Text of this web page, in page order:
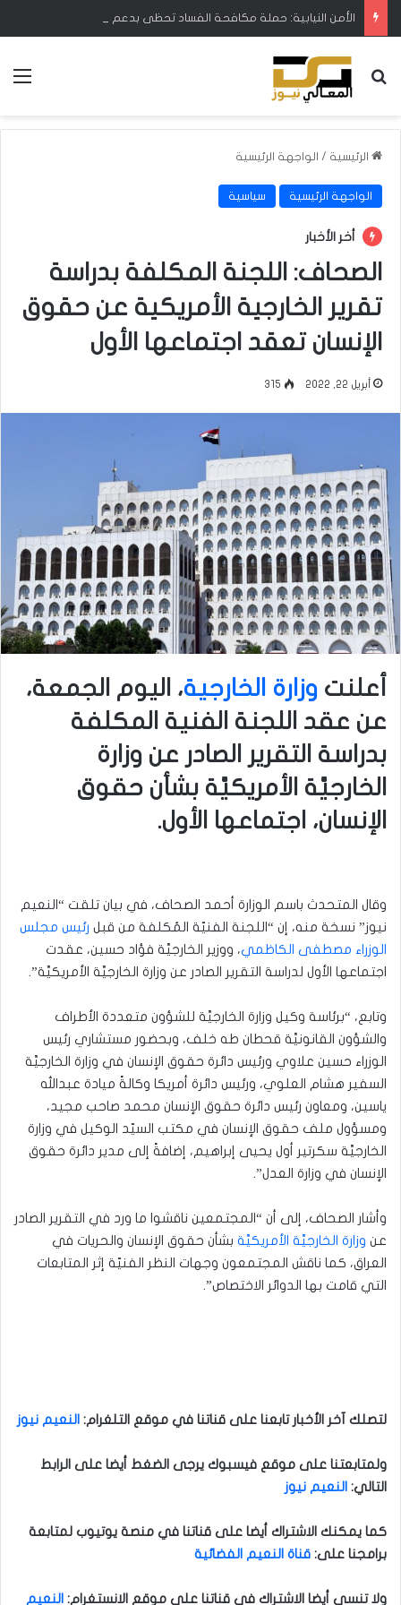
بحث عن
الرئيسية / الواجهة الرئيسية
الواجهة الرئيسية سياسية
أخر الأخبار
الصحاف: اللجنة المكلفة بدراسة
تقرير الخارجية الأمريكية عن حقوق
الإنسان تعقد اجتماعها الأول
أبريل 22, 2022 315
أعلنت وزارة الخارجية، اليوم الجمعة،
عن عقد اللجنة الفنية المكلفة
بدراسة التقرير الصادر عن وزارة
الخارجيَّة الأمريكيَّة بشأن حقوق
الإنسان، اجتماعها الأول.
وقال المتحدث باسم الوزارة أحمد الصحاف، في بيان تلقت “النعيم
نيوز” نسخة منه، إن “اللجنة الفنيّة المُكلفة من قبل رئيس مجلس
الوزراء مصطفى الكاظمي، ووزير الخارجيَّة فؤاد حسين، عقدت
اجتماعها الأول لدراسة التقرير الصادر عن وزارة الخارجيَّة الأمريكيَّة”.
وتابع، “برئاسة وكيل وزارة الخارجيَّة للشؤون متعددة الأطراف
والشؤون القانونيَّة قحطان طه خلف، وبحضور مستشاري رئيس
الوزراء حسين علاوي ورئيس دائرة حقوق الإنسان في وزارة الخارجيَّة
السفير هشام العلوي، ورئيس دائرة أمريكا وكالةً ميادة عبدالله
ياسين، ومعاون رئيس دائرة حقوق الإنسان محمد صاحب مجيد،
ومسؤول ملف حقوق الإنسان في مكتب السيّد الوكيل في وزارة
الخارجيَّة سكرتير أول يحيى إبراهيم، إضافةً إلى مدير دائرة حقوق
الإنسان في وزارة العدل”.
وأشار الصحاف، إلى أن “المجتمعين ناقشوا ما ورد في التقرير الصادر
عن وزارة الخارجيَّة الأمريكيَّة بشأن حقوق الإنسان والحريات في
العراق، كما ناقش المجتمعون وجهات النظر الفنيّة إثر المتابعات
التي قامت بها الدوائر الاختصاص”.
لتصلك آخر الأخبار تابعنا على قناتنا في موقع التلغرام: النعيم نيوز
ولمتابعتنا على موقع فيسبوك يرجى الضغط أيضا على الرابط
التالي: النعيم نيوز
كما يمكنك الاشتراك أيضا على قناتنا في منصة يوتيوب لمتابعة
برامجنا على: قناة النعيم الفضائية
ولا تنسى أيضا الاشتراك في قناتنا على موقع الانستغرام: النعيم